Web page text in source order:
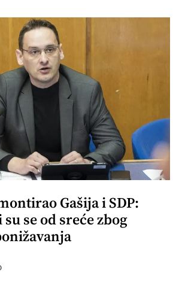
Gašija i SDP:
se od sreće zbog